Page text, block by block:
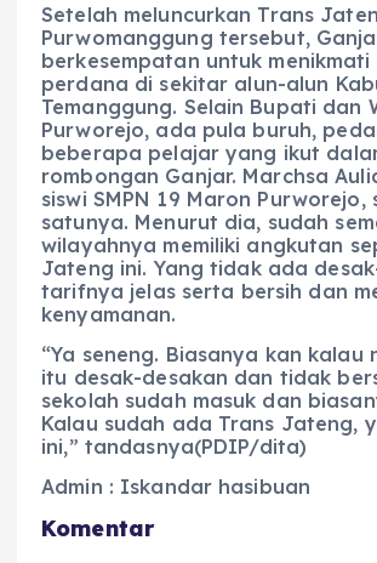
Setelah meluncurkan Trans
Purwomanggung tersebut,
berkesempatan untuk
perdana di sekitar alun-alun
Temanggung. Selain Bupati dan
Purworejo, ada pula buruh,
beberapa pelajar yang ikut
rombongan Ganjar. Marchsa
siswi SMPN 19 Maron Purworejo,
satunya. Menurut dia, sudah
wilayahnya memiliki angkutan
Jateng ini. Yang tidak ada
tarifnya jelas serta bersih dan
kenyamanan.
“Ya seneng. Biasanya kan kalau
itu desak-desakan dan tidak
sekolah sudah masuk dan
Kalau sudah ada Trans Jateng,
ini,” tandasnya(PDIP/dita)
Admin : Iskandar hasibuan
Komentar